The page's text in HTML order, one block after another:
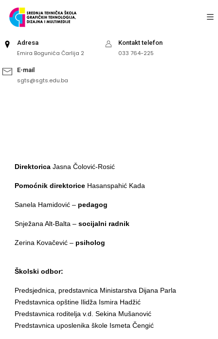
Adresa
Emira Bogunića Čarlija 2
Kontakt telefon
033 764-225
E-mail
sgts@sgts.edu.ba
Direktorica Jasna Čolović-Rosić
Pomoćnik direktorice Hasanspahić Kada
Sanela Hamidović – pedagog
Snježana Alt-Balta – socijalni radnik
Zerina Kovačević – psiholog
Školski odbor:
Predsjednica, predstavnica Ministarstva Dijana Parla
Predstavnica opštine Ilidža Ismira Hadžić
Predstavnica roditelja v.d. Sekina Mušanović
Predstavnica uposlenika škole Ismeta Čengić